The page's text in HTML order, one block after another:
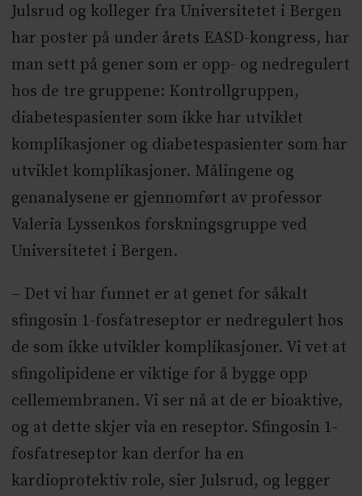
Julsrud og kolleger fra Universitetet i Bergen
har poster på under årets EASD-kongress, har
man sett på gener som er opp- og nedregulert
hos de tre gruppene: Kontrollgruppen,
diabetespasienter som ikke har utviklet
komplikasjoner og diabetespasienter som har
utviklet komplikasjoner. Målingene og
genanalysene er gjennomført av professor
Valeria Lyssenkos forskningsgruppe ved
Universitetet i Bergen.
– Det vi har funnet er at genet for såkalt
sfingosin 1-fosfatreseptor er nedregulert hos
de som ikke utvikler komplikasjoner. Vi vet at
sfingolipidene er viktige for å bygge opp
cellemembranen. Vi ser nå at de er bioaktive,
og at dette skjer via en reseptor. Sfingosin 1-
fosfatreseptor kan derfor ha en
kardioprotektiv role, sier Julsrud, og legger